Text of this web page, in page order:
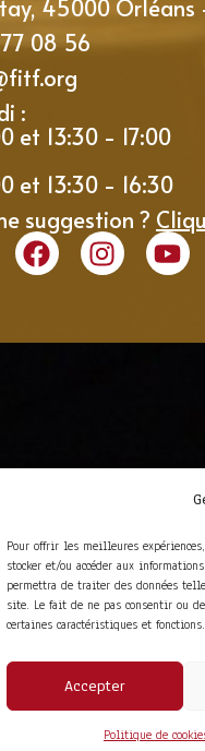
Pour offrir les meilleures
stocker et/ou accéder aux
permettra de traiter des données
site. Le fait de ne pas consentir ou
certaines caractéristiques et fonctions.
Accepter
Politique de
45000 Orléans
08 56
:
et 13:30 - 17:00
et 13:30 - 16:30
suggestion ?
Foire
Vente